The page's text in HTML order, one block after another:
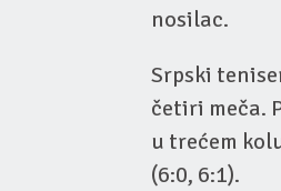
nosilac.
Srpski
četiri meča.
u trećem
(6:0, 6:1).